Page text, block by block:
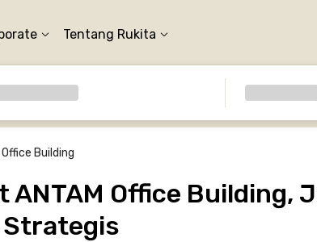
Tentang Rukita
Office Building
ANTAM Office Building,
Strategis